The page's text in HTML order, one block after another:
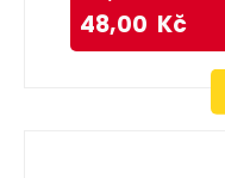
48,00 Kč